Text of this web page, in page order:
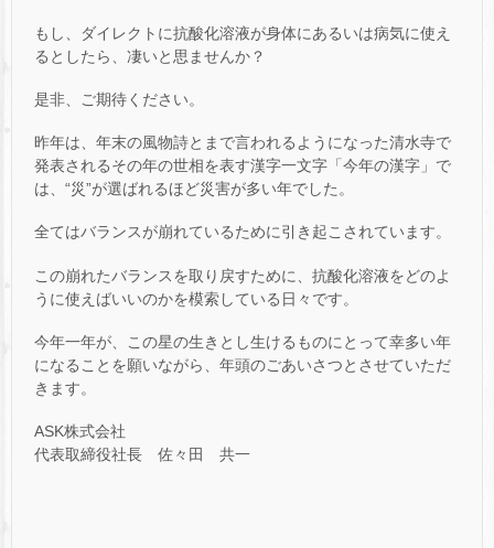
もし、ダイレクトに抗酸化溶液が身体にあるいは病気に使え
るとしたら、凄いと思ませんか？
是非、ご期待ください。
昨年は、年末の風物詩とまで言われるようになった清水寺で
発表されるその年の世相を表す漢字一文字「今年の漢字」で
は、“災”が選ばれるほど災害が多い年でした。
全てはバランスが崩れているために引き起こされています。
この崩れたバランスを取り戻すために、抗酸化溶液をどのよ
うに使えばいいのかを模索している日々です。
今年一年が、この星の生きとし生けるものにとって幸多い年
になることを願いながら、年頭のごあいさつとさせていただ
きます。
ASK株式会社
代表取締役社長 佐々田 共一